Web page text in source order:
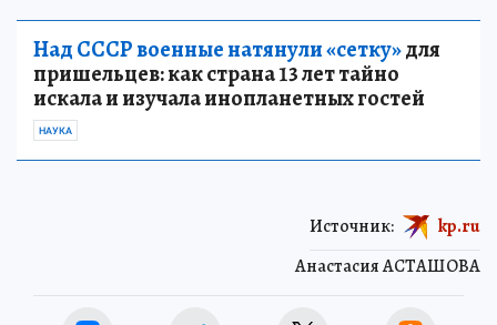
Над СССР военные натянули «сетку»для
пришельцев: как страна 13 лет тайно
искала и изучала инопланетных гостей
НАУКА
Анастасия АСТАШОВА
Источник: kp.ru